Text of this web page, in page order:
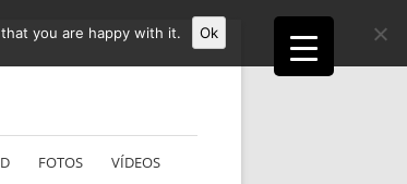
FOTOS VÍDEOS
you are happy with it. Ok